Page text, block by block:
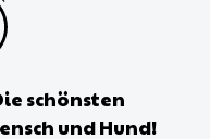
schönsten
und Hund!